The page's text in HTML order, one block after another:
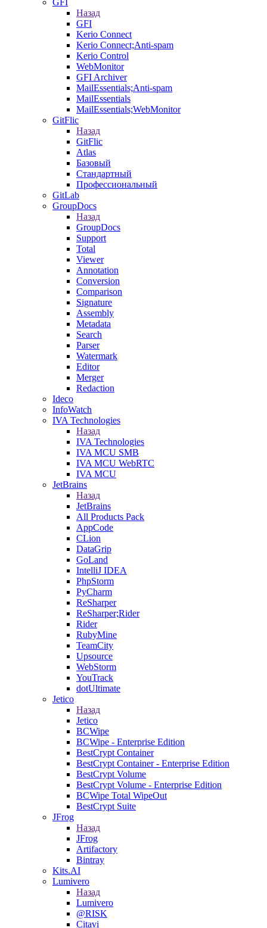
GFI
Назад
GFI
Kerio Connect
Kerio Connect;Anti-spam
Kerio Control
WebMonitor
GFI Archiver
MailEssentials;Anti-spam
MailEssentials
MailEssentials;WebMonitor
GitFlic
Назад
GitFlic
Atlas
Базовый
Стандартный
Профессиональный
GitLab
GroupDocs
Назад
GroupDocs
Support
Total
Viewer
Annotation
Conversion
Comparison
Signature
Assembly
Metadata
Search
Parser
Watermark
Editor
Merger
Redaction
Ideco
InfoWatch
IVA Technologies
Назад
IVA Technologies
IVA MCU SMB
IVA MCU WebRTC
IVA MCU
JetBrains
Назад
JetBrains
All Products Pack
AppCode
CLion
DataGrip
GoLand
IntelliJ IDEA
PhpStorm
PyCharm
ReSharper
ReSharper;Rider
Rider
RubyMine
TeamCity
Upsource
WebStorm
YouTrack
dotUltimate
Jetico
Назад
Jetico
BCWipe
BCWipe - Enterprise Edition
BestCrypt Container
BestCrypt Container - Enterprise Edition
BestCrypt Volume
BestCrypt Volume - Enterprise Edition
BCWipe Total WipeOut
BestCrypt Suite
JFrog
Назад
JFrog
Artifactory
Bintray
Kits.AI
Lumivero
Назад
Lumivero
@RISK
Citavi